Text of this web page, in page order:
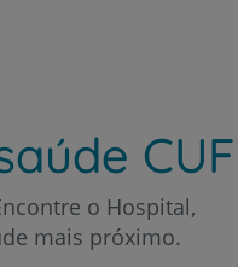
- Lisboa
Vedras
CUF
o Hospital,
mais próximo.